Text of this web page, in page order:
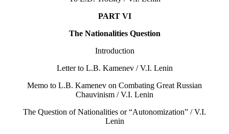
PART VI
The Nationalities Question
Introduction
Letter to L.B. Kamenev / V.I. Lenin
Memo to L.B. Kamenev on Combating Great Russian
Chauvinism / V.I. Lenin
The Question of Nationalities or “Autonomization” / V.I.
Lenin